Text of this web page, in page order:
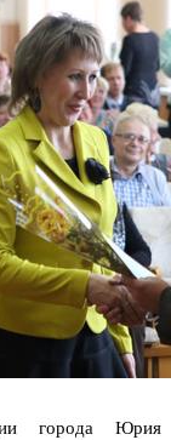
города Юрия